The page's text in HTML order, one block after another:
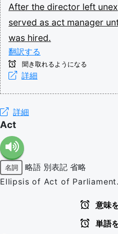
After the director left
served as act manager
was hired.
翻訳する
聞き取れるようになる
詳細
詳細
Act
名詞 略語 別表記 省略
Ellipsis of Act of Parliament.
意味
単語